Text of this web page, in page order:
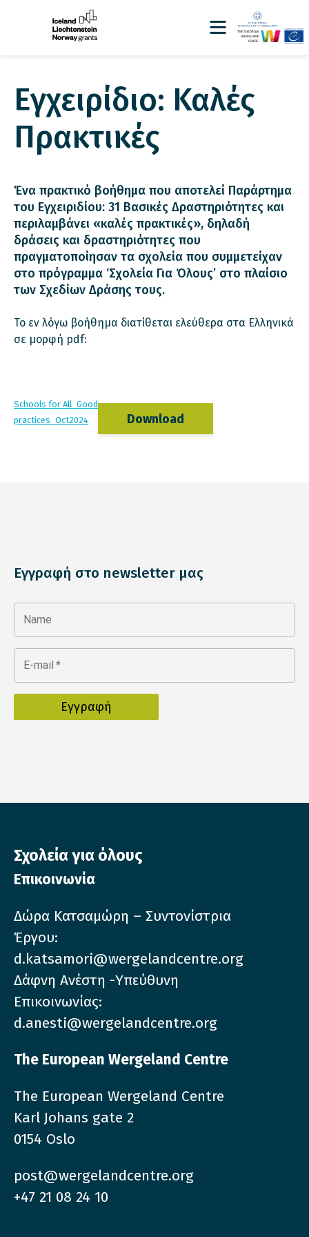
Εγχειρίδιο: Καλές
Πρακτικές
Ένα πρακτικό βοήθημα που αποτελεί Παράρτημα
του Εγχειριδίου: 31 Βασικές Δραστηριότητες και
περιλαμβάνει «καλές πρακτικές», δηλαδή
δράσεις και δραστηριότητες που
πραγματοποίησαν τα σχολεία που συμμετείχαν
στο πρόγραμμα ‘Σχολεία Για Όλους’ στο πλαίσιο
των Σχεδίων Δράσης τους.
Το εν λόγω βοήθημα διατίθεται ελεύθερα στα Ελληνικά
σε μορφή pdf:
Schools for All_Good
practices_Oct2024
Download
Εγγραφή στο newsletter μας
Name
E-mail *
Σχολεία για όλους
Επικοινωνία
Δώρα Κατσαμώρη – Συντονίστρια
Έργου:
d.katsamori@wergelandcentre.org
Δάφνη Ανέστη -Υπεύθυνη
Επικοινωνίας:
d.anesti@wergelandcentre.org
The European Wergeland Centre
The European Wergeland Centre
Karl Johans gate 2
0154 Oslo
post@wergelandcentre.org
+47 21 08 24 10